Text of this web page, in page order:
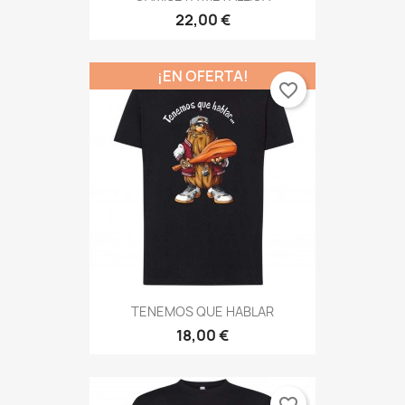
22,00 €
TENEMOS QUE HABLAR
18,00 €
¡EN OFERTA!
favorite_border